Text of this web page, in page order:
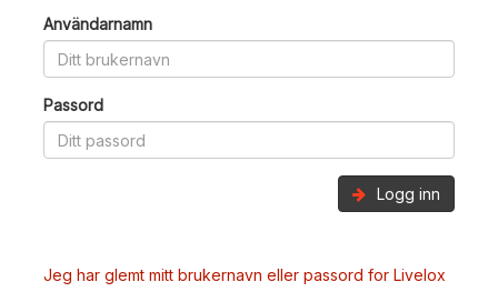
Användarnamn
Passord
Logg inn
Jeg har glemt mitt brukernavn eller passord for Livelox